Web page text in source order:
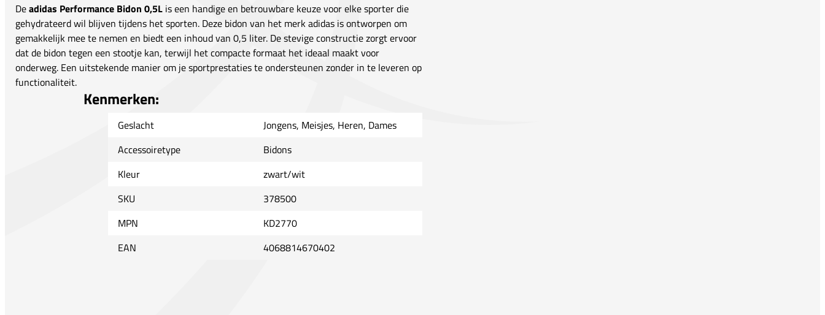
Deadidas Performance Bidon 0,5L is een handige en betrouwbare keuze voor elke sporter die
gehydrateerd wil blijven tijdens het sporten. Deze bidon van het merk adidas is ontworpen om
gemakkelijk mee te nemen en biedt een inhoud van 0,5 liter. De stevige constructie zorgt ervoor
dat de bidon tegen een stootje kan, terwijl het compacte formaat het ideaal maakt voor
onderweg. Een uitstekende manier om je sportprestaties te ondersteunen zonder in te leveren op
functionaliteit.
Kenmerken:
Geslacht
Jongens, Meisjes, Heren, Dames
Accessoiretype
Bidons
Kleur
zwart/wit
SKU
378500
MPN
KD2770
EAN
4068814670402